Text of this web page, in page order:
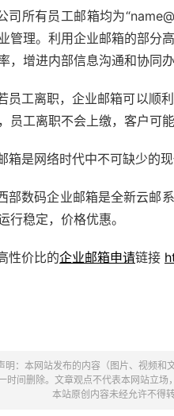
司所有员工邮箱均为
管理。利用企业邮箱的部分
，增进内部信息沟通和协同办
员工离职，企业邮箱可以顺
员工离职不会上缴，客户可
箱是网络时代中不可缺少的
部数码企业邮箱是全新云邮
行稳定，价格优惠。
性价比的企业邮箱申请链接
明：本网站发布的内容（图片、视频和
时间删除。文章观点不代表本网站立
本站原创内容未经允许不得